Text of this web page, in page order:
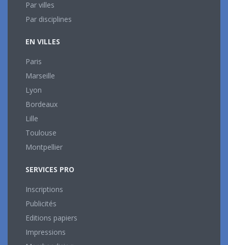
Par villes
Par disciplines
EN VILLES
Paris
Marseille
Lyon
Bordeaux
Lille
Toulouse
Montpellier
SERVICES PRO
Inscriptions
Publicités
Editions papiers
Impressions